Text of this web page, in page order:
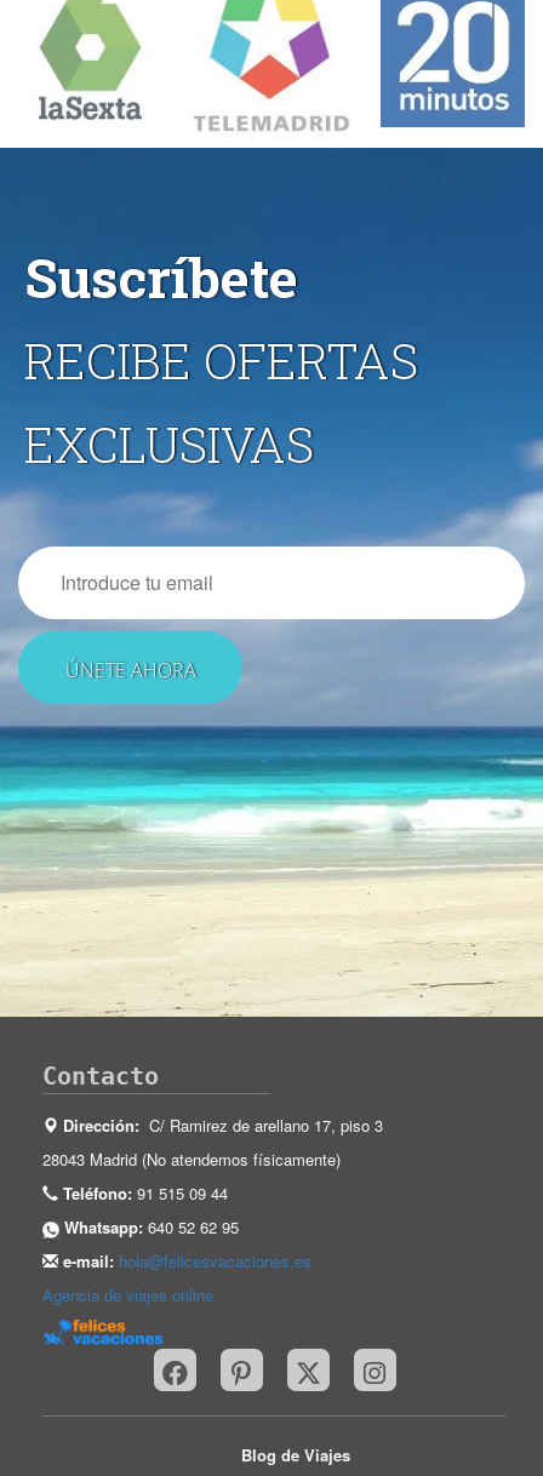
Suscríbete
RECIBE OFERTAS
EXCLUSIVAS
Email
Contacto
Dirección: C/ Ramirez de arellano 17, piso 3
28043 Madrid (No atendemos físicamente)
Teléfono: 91 515 09 44
Whatsapp: 640 52 62 95
e-mail: hola@felicesvacaciones.es
Agencia de viajes online
Blog de Viajes